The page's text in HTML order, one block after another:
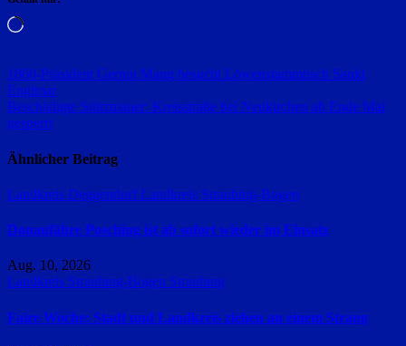
Wird
Beitragsnavigation
1860-Präsident Gernot Mang besucht Löwenstammtisch Sankt
Englmar
Beschädigte Stützmauer: Kreisstraße bei Neukirchen ab Ende Mai
gesperrt
Ähnlicher Beitrag
Landkreis Deggendorf Landkreis Straubing-Bogen
Donaufähre Posching ist ab sofort wieder im Einsatz
Aug. 10, 2026
Landkreis Straubing-Bogen Straubing
Faire Woche: Stadt und Landkreis ziehen an einem Strang